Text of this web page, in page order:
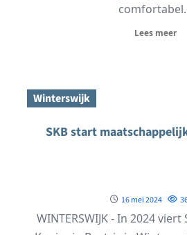
Lees meer
Winterswijk
SKB start
16 mei 2024
WINTERSWIJK - In 2024